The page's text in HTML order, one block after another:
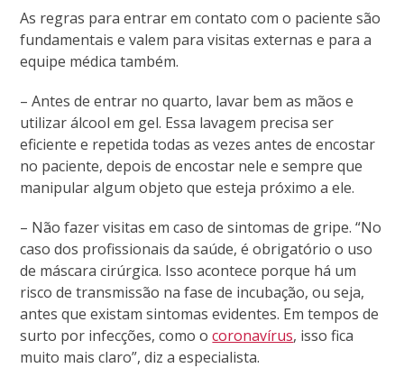
As regras para entrar em contato com o paciente são
fundamentais e valem para visitas externas e para a
equipe médica também.
– Antes de entrar no quarto, lavar bem as mãos e
utilizar álcool em gel. Essa lavagem precisa ser
eficiente e repetida todas as vezes antes de encostar
no paciente, depois de encostar nele e sempre que
manipular algum objeto que esteja próximo a ele.
– Não fazer visitas em caso de sintomas de gripe. “No
caso dos profissionais da saúde, é obrigatório o uso
de máscara cirúrgica. Isso acontece porque há um
risco de transmissão na fase de incubação, ou seja,
antes que existam sintomas evidentes. Em tempos de
surto por infecções, como ocoronavírus, isso fica
muito mais claro”, diz a especialista.